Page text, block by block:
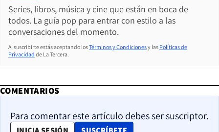
Series, libros, música y cine que están en boca de
todos. La guía pop para entrar con estilo a las
conversaciones del momento.
Al suscribirte estás aceptando losTérminos y Condicionesy las Políticas de
Privacidad de La Tercera.
COMENTARIOS
Para comentar este artículo debes ser suscriptor.
OPENS IN NEW WINDOW